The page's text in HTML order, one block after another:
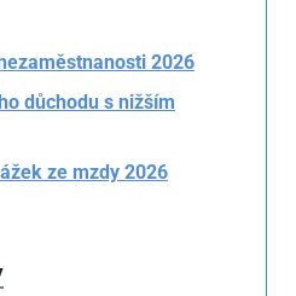
2026
důchodu s nižším
ze mzdy 2026